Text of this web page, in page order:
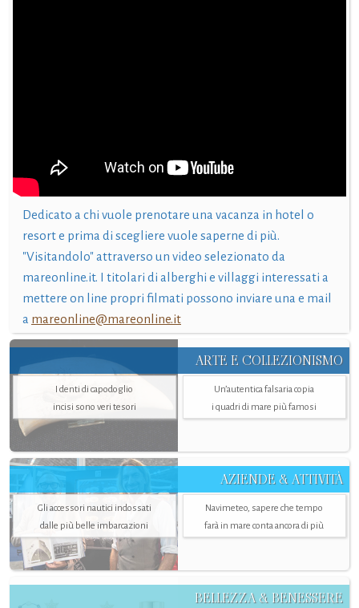
Dedicato a chi vuole prenotare una vacanza in hotel o
resort e prima di scegliere vuole saperne di più.
"Visitandolo" attraverso un video selezionato da
mareonline.it. I titolari di alberghi e villaggi interessati a
mettere on line propri filmati possono inviare una e mail
a mareonline@mareonline.it
ARTE E COLLEZIONISMO
I denti di capodoglio
incisi sono veri tesori
Un’autentica falsaria copia
i quadri di mare più famosi
AZIENDE & ATTIVITÀ
Gli accessori nautici indossati
dalle più belle imbarcazioni
Navimeteo, sapere che tempo
farà in mare conta ancora di più
BELLEZZA & BENESSERE